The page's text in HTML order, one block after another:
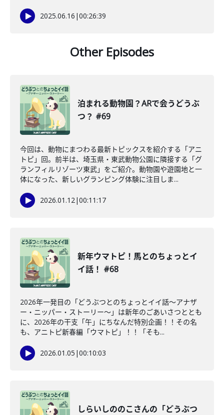
2025.06.16 |00:26:39
Other Episodes
泊まれる動物園？ARで会うどうぶ
つ？ #69
今回は、動物にまつわる最新トピックスを紹介する「アニ
トピ」回。前半は、埼玉県・東武動物公園に隣接する「グ
ランフィルリゾーツ東武」をご紹介。動物園や遊園地と一
体になった、新しいグランピング体験に注目しま...
2026.01.12|00:11:17
新年ウマトピ！馬とのちょっとイ
イ話！ #68
2026年一発目の「どうぶつとのちょっとイイ話〜アナザ
ー・ニッパー・ストーリー〜」は新年のごあいさつととも
に、2026年の干支「午」にちなんだ特別企画！！その名
も、アニトピ新春編「ウマトピ」！！「そも...
2026.01.05 |00:10:03
しらいしののこさんの「どうぶつ